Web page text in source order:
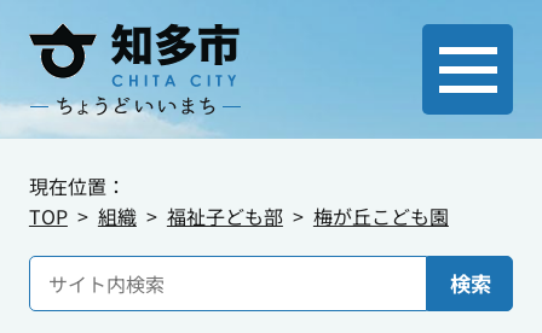
現在位置：
TOP
組織 福祉子ども部 梅が丘こども園
検索